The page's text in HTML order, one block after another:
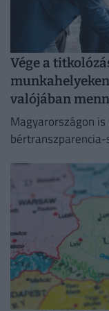
Vége a
valójában
Magyarországon